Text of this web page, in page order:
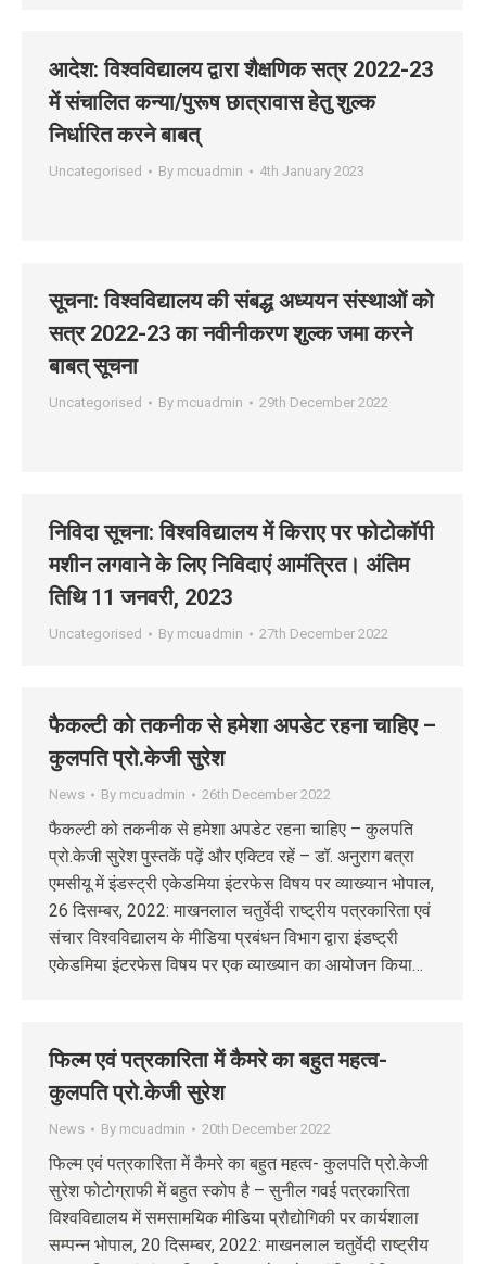
आदेश: विश्‍वविद्यालय द्वारा शैक्षणिक सत्र 2022-23
में संचालित कन्‍या/पुरूष छात्रावास हेतु शुल्‍क
निर्धारित करने बाबत्
Uncategorised By mcuadmin 4th January 2023
सूचना: विश्वविद्यालय की संबद्ध अध्ययन संस्थाओं को
सत्र 2022-23 का नवीनीकरण शुल्क जमा करने
बाबत् सूचना
Uncategorised By mcuadmin 29th December 2022
निविदा सूचना: विश्‍वविद्यालय में किराए पर फोटोकॉपी
मशीन लगवाने के लिए निविदाएं आमंत्रित। अंतिम
तिथि 11 जनवरी, 2023
Uncategorised By mcuadmin 27th December 2022
फैकल्टी को तकनीक से हमेशा अपडेट रहना चाहिए –
कुलपति प्रो.केजी सुरेश
News By mcuadmin 26th December 2022
फैकल्टी को तकनीक से हमेशा अपडेट रहना चाहिए – कुलपति
प्रो.केजी सुरेश पुस्तकें पढ़ें और एक्टिव रहें – डॉ. अनुराग बत्रा
एमसीयू में इंडस्ट्री एकेडमिया इंटरफेस विषय पर व्याख्यान भोपाल,
26 दिसम्बर, 2022: माखनलाल चतुर्वेदी राष्ट्रीय पत्रकारिता एवं
संचार विश्वविद्यालय के मीडिया प्रबंधन विभाग द्वारा इंडष्ट्री
एकेडमिया इंटरफेस विषय पर एक व्याख्यान का आयोजन किया…
फिल्म एवं पत्रकारिता में कैमरे का बहुत महत्व-
कुलपति प्रो.केजी सुरेश
News By mcuadmin 20th December 2022
फिल्म एवं पत्रकारिता में कैमरे का बहुत महत्व- कुलपति प्रो.केजी
सुरेश फोटोग्राफी में बहुत स्कोप है – सुनील गवई पत्रकारिता
विश्वविद्यालय में समसामयिक मीडिया प्रौद्योगिकी पर कार्यशाला
सम्पन्न भोपाल, 20 दिसम्बर, 2022: माखनलाल चतुर्वेदी राष्ट्रीय